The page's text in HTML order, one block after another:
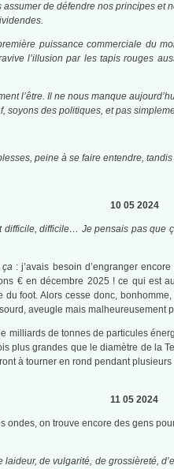
de défendre nos principes
puissance commerciale du
l’illusion par les tapis rouges
l’être. Il ne nous manque
des politiques, et pas
peine à se faire entendre,
10 05 2024
difficile, difficile… Je pensais pas que
ça : j’avais besoin d’engranger
€ en décembre 2025 ! ce qui est
foot. Alors cesse donc,
aveugle mais malheureusement
milliards de tonnes de particules
plus grandes que le diamètre de la
à tourner en rond pendant
11 05 2024
ondes, on trouve encore des gens
de vulgarité, de grossièreté,